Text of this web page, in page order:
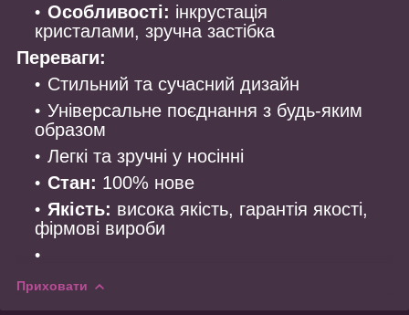
Особливості: інкрустація
кристалами, зручна застібка
Переваги:
Стильний та сучасний дизайн
Універсальне поєднання з будь-яким
образом
Легкі та зручні у носінні
Стан: 100% нове
Якість: висока якість, гарантія якості,
фірмові вироби
Приховати